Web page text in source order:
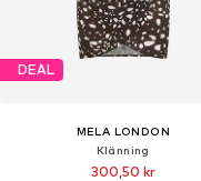
DEAL
MELA LONDON
Klänning
300,50 kr